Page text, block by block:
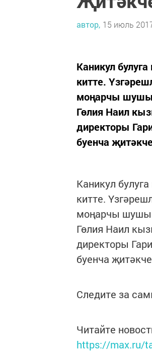
автор, 15 июль
Каникул
китте.
моңарчы шушы
Гөлия Наил
директоры
буенча
Каникул
китте.
моңарчы шушы
Гөлия Наил
директоры
буенча
Следите за
Читайте
https://max.ru/